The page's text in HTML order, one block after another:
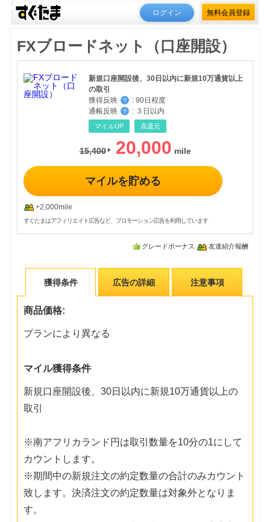
ログイン 無料会員登録
FXブロードネット（口座開設）
新規口座開設後、30日以内に新規10万通貨以上
の取引
獲得反映
？ : 90日程度
通帳反映
？ : ３日以内
マイルUP 高還元
15,400 20,000
マイルを貯める
+2,000mile
すぐたまはアフィリエイト広告など、プロモーション広告を利用しています
グレードボーナス 友達紹介報酬
獲得条件 広告の詳細 注意事項
商品価格:
プランにより異なる
マイル獲得条件
新規口座開設後、30日以内に新規10万通貨以上の
取引
※南アフリカランド円は取引数量を10分の1にして
カウントします。
※期間中の新規注文の約定数量の合計のみカウント
致します。決済注文の約定数量は対象外となりま
す。